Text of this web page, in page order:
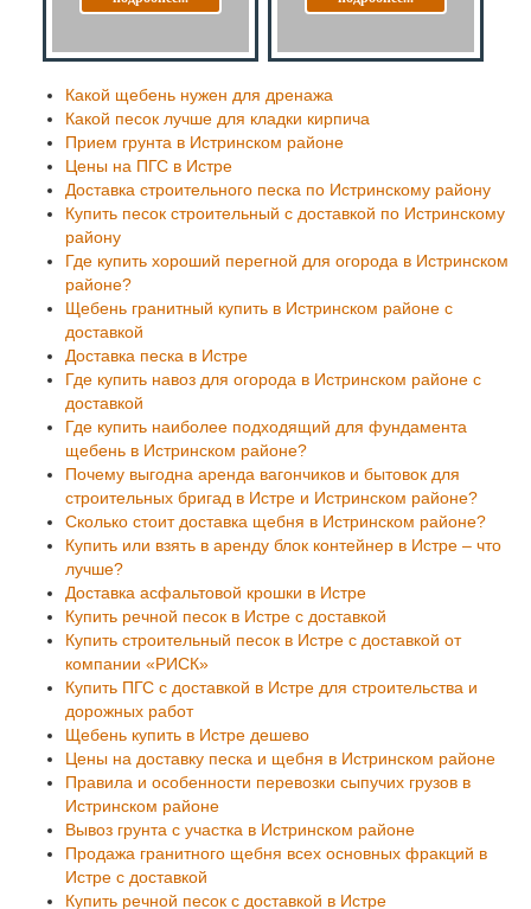
Какой щебень нужен для дренажа
Какой песок лучше для кладки кирпича
Прием грунта в Истринском районе
Цены на ПГС в Истре
Доставка строительного песка по Истринскому району
Купить песок строительный с доставкой по Истринскому
району
Где купить хороший перегной для огорода в Истринском
районе?
Щебень гранитный купить в Истринском районе с
доставкой
Доставка песка в Истре
Где купить навоз для огорода в Истринском районе с
доставкой
Где купить наиболее подходящий для фундамента
щебень в Истринском районе?
Почему выгодна аренда вагончиков и бытовок для
строительных бригад в Истре и Истринском районе?
Сколько стоит доставка щебня в Истринском районе?
Купить или взять в аренду блок контейнер в Истре – что
лучше?
Доставка асфальтовой крошки в Истре
Купить речной песок в Истре с доставкой
Купить строительный песок в Истре с доставкой от
компании «РИСК»
Купить ПГС с доставкой в Истре для строительства и
дорожных работ
Щебень купить в Истре дешево
Цены на доставку песка и щебня в Истринском районе
Правила и особенности перевозки сыпучих грузов в
Истринском районе
Вывоз грунта с участка в Истринском районе
Продажа гранитного щебня всех основных фракций в
Истре с доставкой
Купить речной песок с доставкой в Истре